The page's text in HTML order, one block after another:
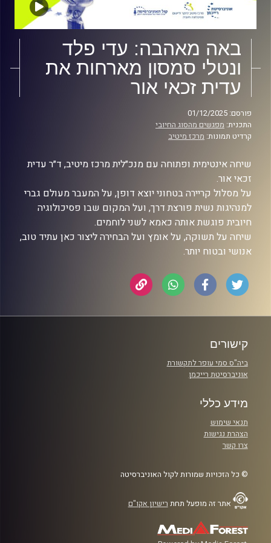
באה מאהבה: עדי פלד
ונטלי סמסון מארחות את
עדית זכאי אור
פורסם: 01/12/2025
התכנית: מפגשים מהסוג החיובי
קרדיט תמונות: מרכז מיטיב
שיחה אינטימית ופתוחה עם מנכ״לית מרכז מיטיב, ד״ר עדית
זכאי אור.
על מסלול קריירה בטחוני יוצא דופן, על המעבר מעולם גברי
למנהיגות נשית פורצת דרך, ועל המקום שבו פסיכולוגיה
חיובית פוגשת אותה כאמא לשני לוחמים.
שיחה על תשוקה, על אומץ ועל הבחירה ליצור כאן עתיד טוב,
אנושי ובטוח יותר.
קישורים
ביה"ס סמי עופר לתקשורת
אוניברסיטת רייכמן
מידע כללי
תנאי שימוש
הצהרת נגישות
צרו קשר
© כל הזכויות שמורות לקול האוניברסיטה
אתר זה מופעל תחת רישיון אקו"ם